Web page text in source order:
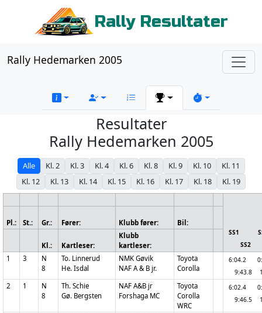
Rally Resultater
Rally Hedemarken 2005
Resultater
Rally Hedemarken 2005
Alle Kl. 2 Kl. 3 Kl. 4 Kl. 6 Kl. 8 Kl. 9 Kl. 10
Kl. 11
Kl. 12
Kl. 13 Kl. 14 Kl. 15 Kl. 16 Kl. 17 Kl. 18 Kl. 19
SS1
SS2
Pl.: St.: Gr.: Fører: Klubb fører: Bil:
Kl.: Kartleser:
Klubb
kartleser:
1
3
N
8
To. Linnerud
He. Isdal
NMK Gøvik
NAF A & B jr.
Toyota
Corolla
6:04.2
9:43.8
2 1
N
8
Th. Schie
Gø. Bergsten
NAF A&B jr
Forshaga MC
Toyota
Corolla
WRC
6:02.4
9:46.5